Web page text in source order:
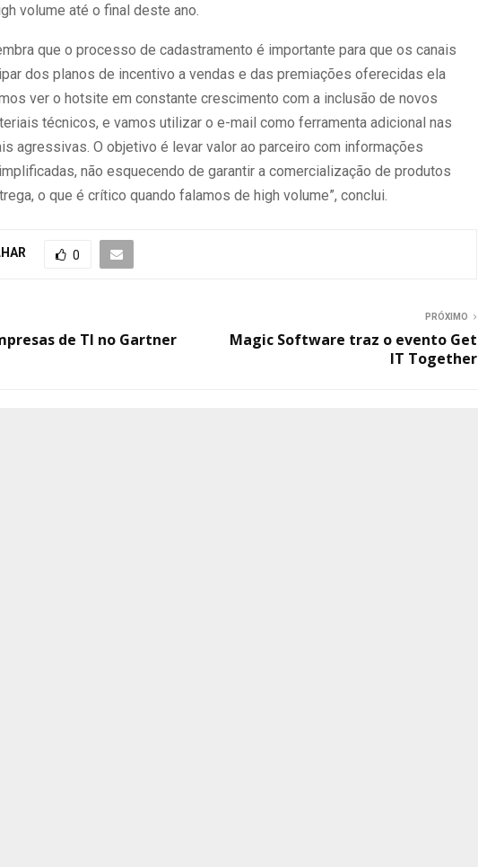
volume até o final deste ano.
que o processo de cadastramento é importante para que os canais
dos planos de incentivo a vendas e das premiações oferecidas ela
ver o hotsite em constante crescimento com a inclusão de novos
técnicos, e vamos utilizar o e-mail como ferramenta adicional nas
agressivas. O objetivo é levar valor ao parceiro com informações
não esquecendo de garantir a comercialização de produtos
o que é crítico quando falamos de high volume”, conclui.
0
de TI no Gartner
PRÓXIMO
Magic Software traz o evento Get
IT Together